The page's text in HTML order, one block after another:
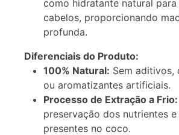
como hidratante natural para
cabelos, proporcionando
profunda.
Diferenciais do Produto:
100% Natural: Sem aditivos,
ou aromatizantes artificiais.
Processo de Extração a Frio:
preservação dos nutrientes
presentes no coco.